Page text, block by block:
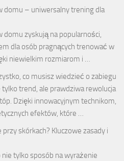
domu – uniwersalny trening dla
domu zyskują na popularności,
dla osób pragnących trenować w
niewielkim rozmiarom i …
co musisz wiedzieć o zabiegu
trend, ale prawdziwa rewolucja
Dzięki innowacyjnym technikom,
efektów, które …
przy skórkach? Kluczowe zasady i
tylko sposób na wyrażenie